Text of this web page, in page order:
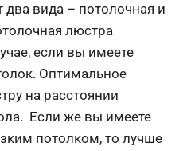
вида – потолочная и
люстра
если вы имеете
Оптимальное
на расстоянии
Если же вы имеете
потолком, то лучше